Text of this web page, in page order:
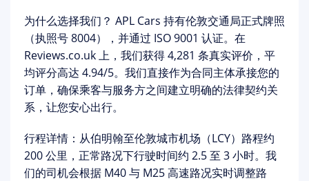
为什么选择我们？ APL Cars 持有伦敦交通局正式牌照
（执照号 8004）
，并通过 ISO 9001 认证。在
Reviews.co.uk 上，我们获得 4,281 条真实评价，平
均评分高达 4.94/5。我们直接作为合同主体承接您的
订单，确保乘客与服务方之间建立明确的法律契约关
系，让您安心出行。
行程详情： 从伯明翰至伦敦城市机场（LCY）路程约
200 公里，正常路况下行驶时间约 2.5 至 3 小时。我
们的司机会根据 M40 与 M25 高速路况实时调整路